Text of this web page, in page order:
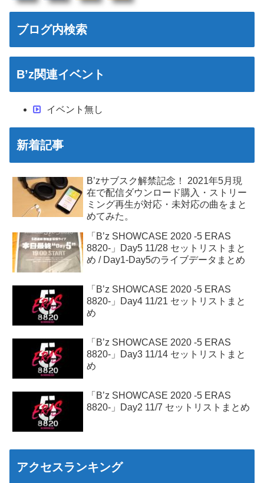
ブログ内検索
B’z関連イベント
イベント無し
新着記事
B’zサブスク解禁記念！ 2021年5月現
在で配信ダウンロード購入・ストリー
ミング再生が対応・未対応の曲をまと
めてみた。
「B’z SHOWCASE 2020 -5 ERAS
8820-」Day5 11/28 セットリストまと
め / Day1-Day5のライブデータまとめ
「B’z SHOWCASE 2020 -5 ERAS
8820-」Day4 11/21 セットリストまと
め
「B’z SHOWCASE 2020 -5 ERAS
8820-」Day3 11/14 セットリストまと
め
「B’z SHOWCASE 2020 -5 ERAS
8820-」Day2 11/7 セットリストまとめ
アクセスランキング